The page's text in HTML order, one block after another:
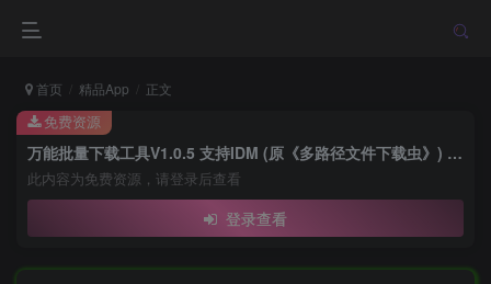
首页 精品App 正文
万能批量下载工具V1.0.5 支持IDM (原《多路径文件下载虫》) 永久免费
此内容为免费资源，请登录后查看
登录查看
免费资源